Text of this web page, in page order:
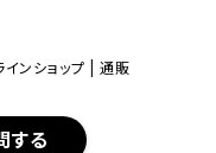
ンショップ | 通販
する